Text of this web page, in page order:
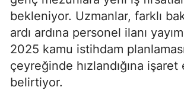
bekleniyor. Uzmanlar, farklı
ardı ardına personel ilanı
2025 kamu istihdam
çeyreğinde hızlandığına
belirtiyor.